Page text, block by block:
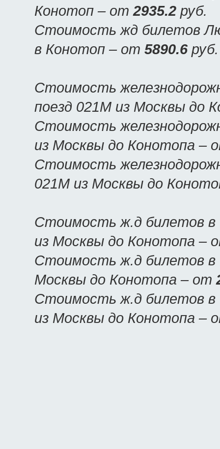
Конотоп – от2935.2 руб.
Стоимость жд билетов
в Конотоп – от 5890.6 руб.
Стоимость
поезд 021М из Москвы до
Стоимость
из Москвы до Конотопа –
Стоимость
021М из Москвы до
Стоимость ж.д билетов в
из Москвы до Конотопа –
Стоимость ж.д билетов в
Москвы до Конотопа – от
Стоимость ж.д билетов в
из Москвы до Конотопа –